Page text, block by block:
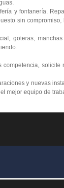
y fontanería.
sin
goteras,
solicite
y nuevas
mejor equipo de